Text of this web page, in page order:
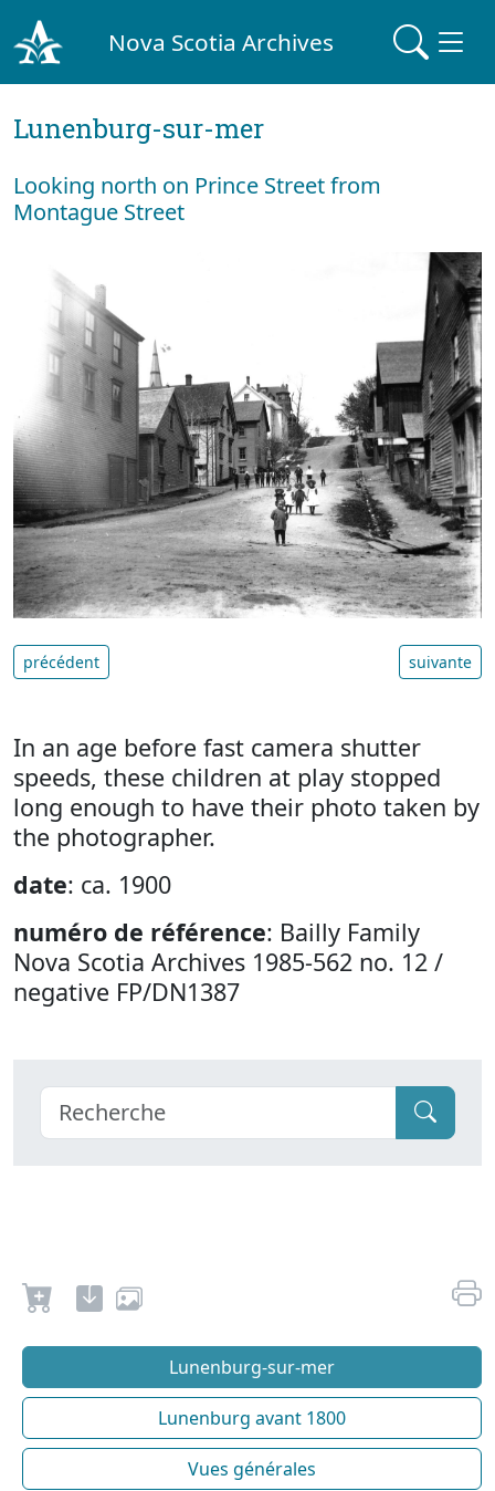
Nova Scotia Archives
Lunenburg-sur-mer
Looking north on Prince Street from
Montague Street
précédent suivante
In an age before fast camera shutter
speeds, these children at play stopped
long enough to have their photo taken by
the photographer.
date: ca. 1900
numéro de référence: Bailly Family
Nova Scotia Archives 1985-562 no. 12 /
negative FP/DN1387
Lunenburg-sur-mer
Lunenburg avant 1800
Vues générales